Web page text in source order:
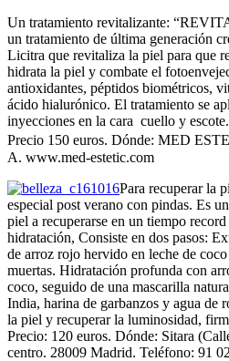
Un tratamiento revitalizante:
un tratamiento de última generación
Licitra que revitaliza la piel para que
hidrata la piel y combate el
antioxidantes, péptidos biométricos,
ácido hialurónico. El tratamiento se
inyecciones en la cara cuello y
Precio 150 euros. Dónde: MED
A. www.med-estetic.com
Para recuperar la
especial post verano con pindas. Es
piel a recuperarse en un tiempo
hidratación, Consiste en dos pasos:
de arroz rojo hervido en leche de
muertas. Hidratación profunda con
coco, seguido de una mascarilla
India, harina de garbanzos y agua de
la piel y recuperar la luminosidad,
Precio: 120 euros. Dónde: Sitara
centro. 28009 Madrid. Teléfono: 91